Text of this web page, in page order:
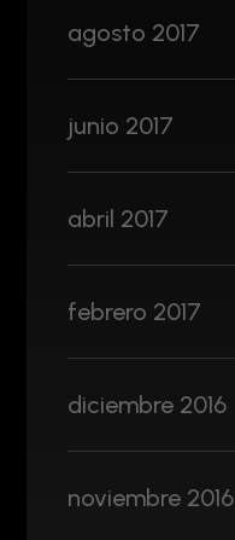
agosto 2017
junio 2017
abril 2017
febrero 2017
diciembre 2016
noviembre 2016